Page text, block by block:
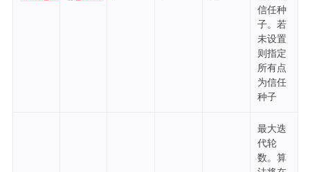
信任种
子。若
未设置
则指定
所有点
为信任
种子
最大迭
代轮
数。算